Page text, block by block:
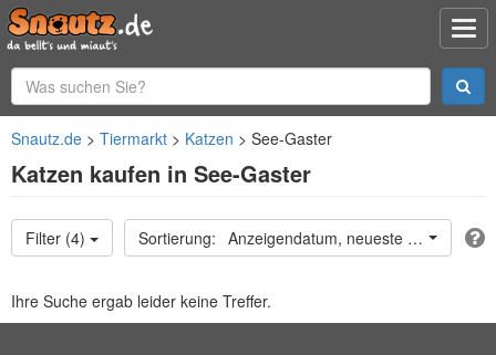
Snautz.de Tiermarkt Katzen See-Gaster
Katzen kaufen in See-Gaster
Filter (4) Anzeigendatum, neueste oben
Ihre Suche ergab leider keine Treffer.